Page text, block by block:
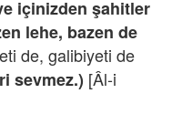
içinizden şahitler
lehe, bazen de
de, galibiyeti de
sevmez.) [Âl-i